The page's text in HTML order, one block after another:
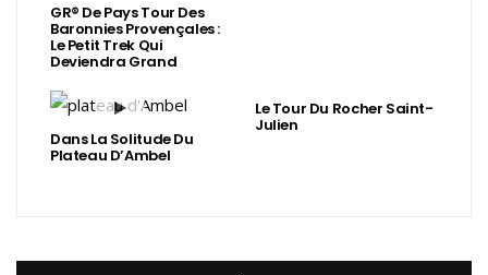
GR® De Pays Tour Des
Baronnies Provençales :
Le Petit Trek Qui
Deviendra Grand
Dans La Solitude Du
Plateau D’Ambel
Le Tour Du Rocher Saint-
Julien